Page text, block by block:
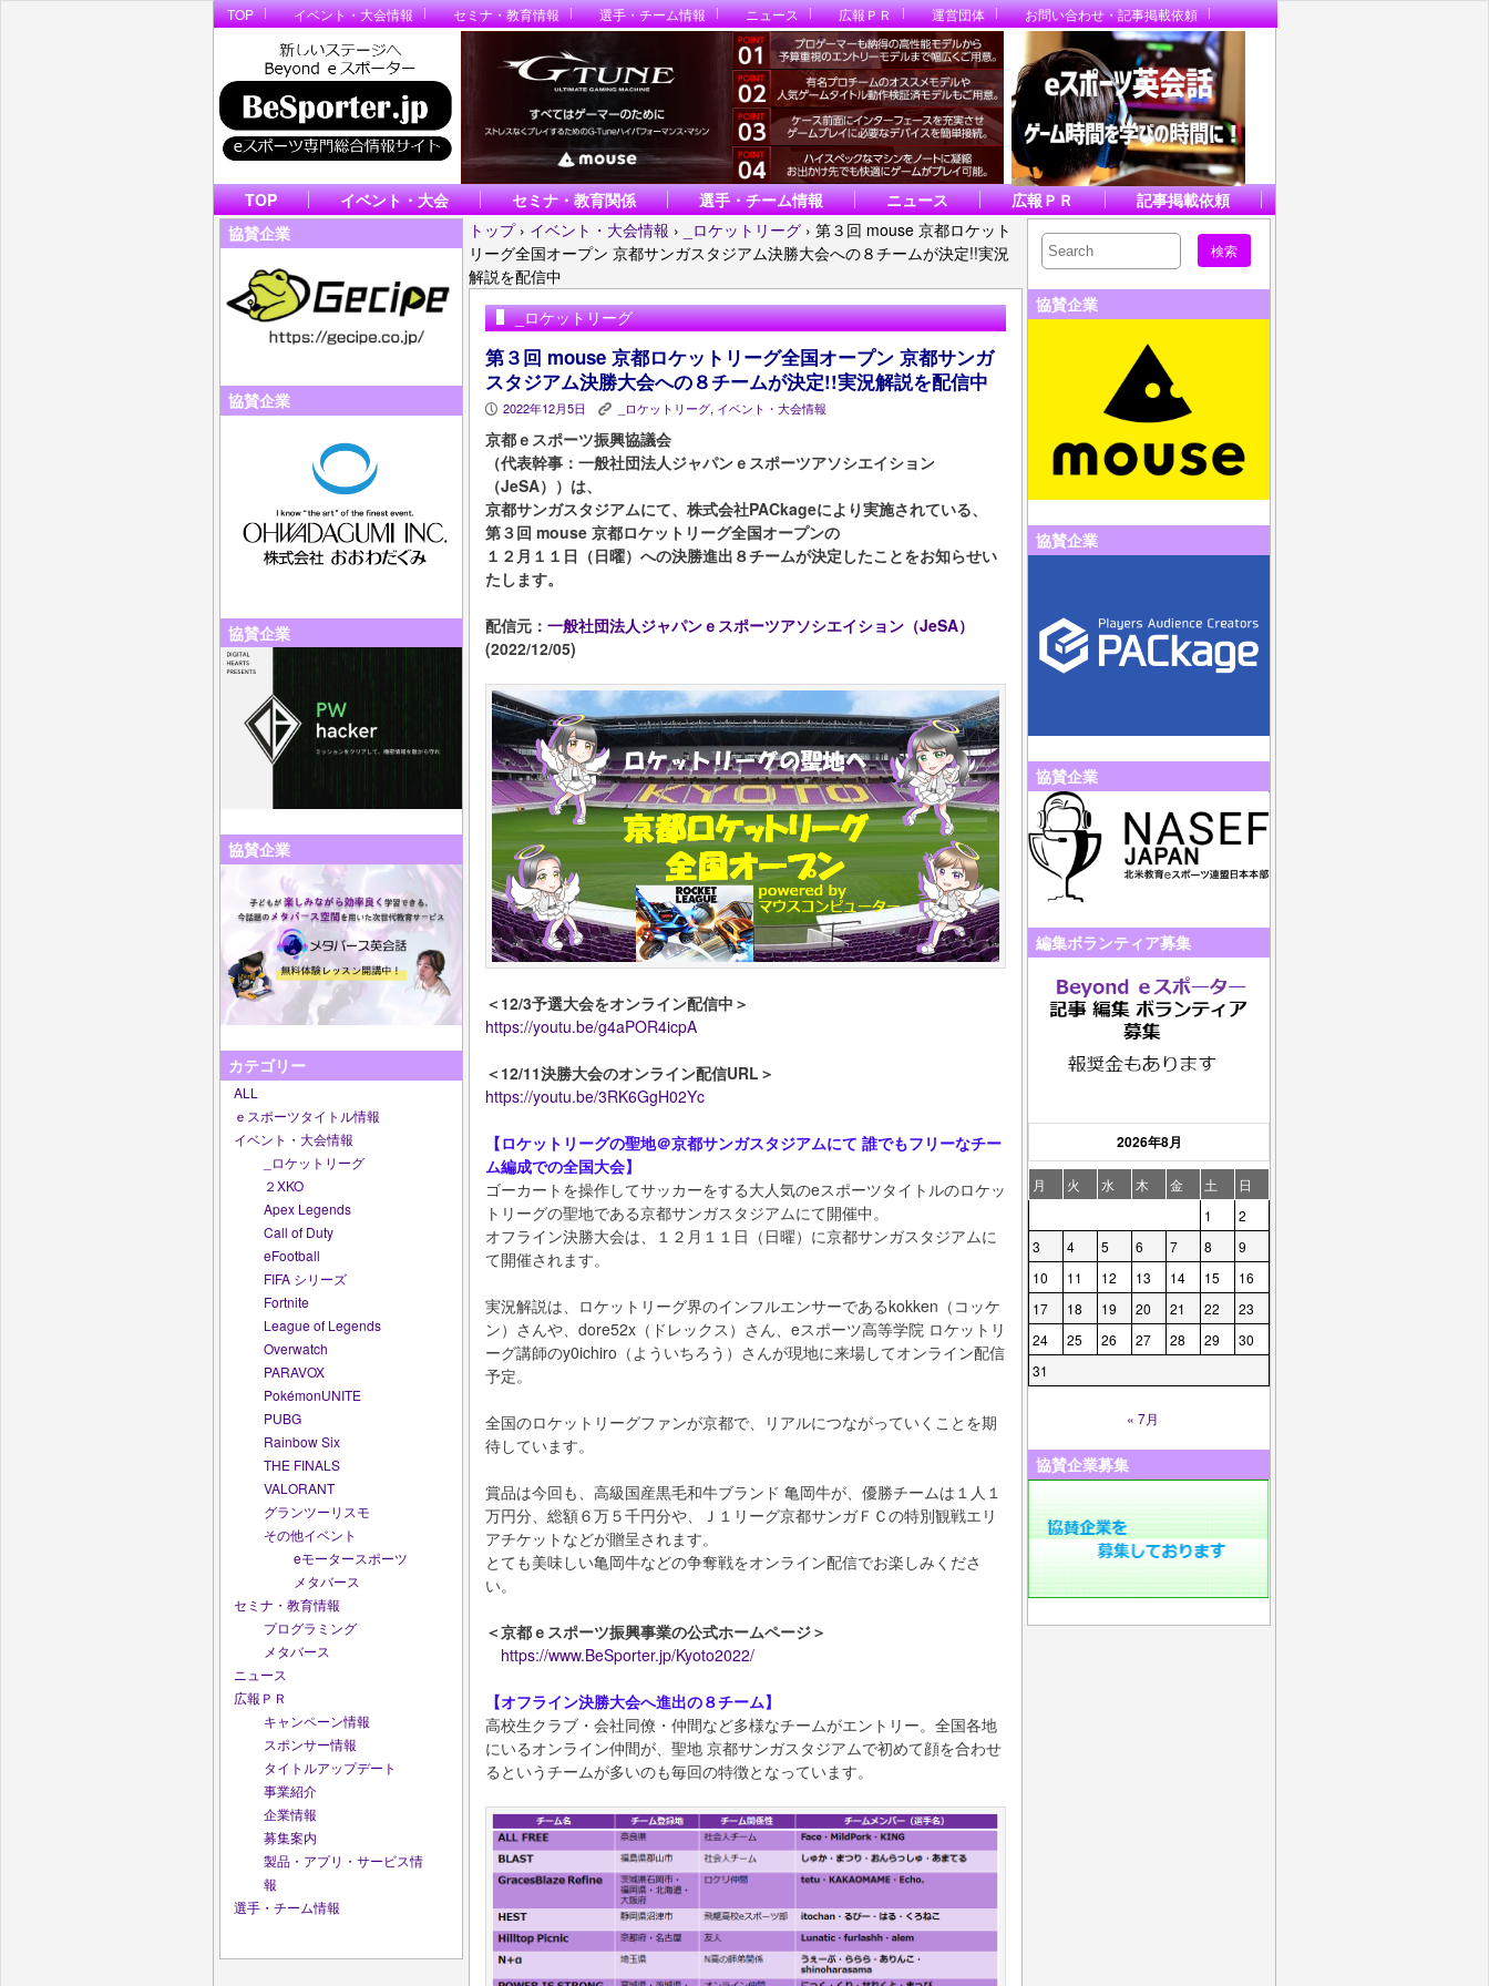
TOP イベント・大会情報 セミナ・教育情報 選手・チーム情報 ニュース 広報ＰＲ 運営団体 お問い合わせ・記事掲載依頼
TOP イベント・大会 セミナ・教育関係 選手・チーム情報 ニュース 広報ＰＲ
記事掲載依頼
協賛企業
協賛企業
協賛企業
協賛企業
カテゴリー
ALL
ｅスポーツタイトル情報
イベント・大会情報
_ロケットリーグ
２XKO
Apex Legends
Call of Duty
eFootball
FIFA シリーズ
Fortnite
League of Legends
Overwatch
PARAVOX
PokémonUNITE
PUBG
Rainbow Six
THE FINALS
VALORANT
グランツーリスモ
その他イベント
eモータースポーツ
メタバース
セミナ・教育情報
プログラミング
メタバース
ニュース
広報ＰＲ
キャンペーン情報
スポンサー情報
タイトルアップデート
事業紹介
企業情報
募集案内
製品・アプリ・サービス情
報
選手・チーム情報
トップ › イベント・大会情報 › _ロケットリーグ › 第３回 mouse 京都ロケット
リーグ全国オープン 京都サンガスタジアム決勝大会への８チームが決定!!実況
解説を配信中
_ロケットリーグ
第３回 mouse 京都ロケットリーグ全国オープン 京都サンガ
スタジアム決勝大会への８チームが決定!!実況解説を配信中
P 2022年12月5日 K _ロケットリーグ, イベント・大会情報
京都ｅスポーツ振興協議会
（代表幹事：一般社団法人ジャパンｅスポーツアソシエイション
（JeSA））は、
京都サンガスタジアムにて、株式会社PACkageにより実施されている、
第３回 mouse 京都ロケットリーグ全国オープンの
１２月１１日（日曜）への決勝進出８チームが決定したことをお知らせい
たします。
配信元： 一般社団法人ジャパンｅスポーツアソシエイション（JeSA）
(2022/12/05)
＜12/3予選大会をオンライン配信中＞
https://youtu.be/g4aPOR4icpA
＜12/11決勝大会のオンライン配信URL＞
https://youtu.be/3RK6GgH02Yc
【ロケットリーグの聖地＠京都サンガスタジアムにて 誰でもフリーなチー
ム編成での全国大会】
ゴーカートを操作してサッカーをする大人気のeスポーツタイトルのロケッ
トリーグの聖地である京都サンガスタジアムにて開催中。
オフライン決勝大会は、１２月１１日（日曜）に京都サンガスタジアムに
て開催されます。
実況解説は、ロケットリーグ界のインフルエンサーであるkokken（コッケ
ン）さんや、dore52x（ドレックス）さん、eスポーツ高等学院 ロケットリ
ーグ講師のy0ichiro（よういちろう）さんが現地に来場してオンライン配信
予定。
全国のロケットリーグファンが京都で、リアルにつながっていくことを期
待しています。
賞品は今回も、高級国産黒毛和牛ブランド 亀岡牛が、優勝チームは１人１
万円分、総額６万５千円分や、Ｊ１リーグ京都サンガＦＣの特別観戦エリ
アチケットなどが贈呈されます。
とても美味しい亀岡牛などの争奪戦をオンライン配信でお楽しみくださ
い。
＜京都ｅスポーツ振興事業の公式ホームページ＞
https://www.BeSporter.jp/Kyoto2022/
【オフライン決勝大会へ進出の８チーム】
高校生クラブ・会社同僚・仲間など多様なチームがエントリー。全国各地
にいるオンライン仲間が、聖地 京都サンガスタジアムで初めて顔を合わせ
るというチームが多いのも毎回の特徴となっています。
協賛企業
協賛企業
協賛企業
編集ボランティア募集
2026年8月
月 火 水 木 金 土
日
1
2
3
4 5 6 7 8
9
10
11 12 13 14 15
16
17
18 19 20 21 22
23
24
25 26 27 28 29
30
31
« 7月
協賛企業募集